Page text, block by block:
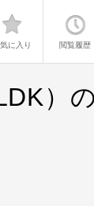
に入り 閲覧履歴
）